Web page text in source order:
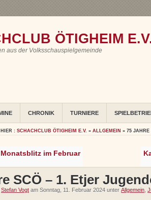
ÖTIGHEIM
aus der Volksschauspielgemeinde
CHRONIK TURNIERE
: SCHACHCLUB ÖTIGHEIM E.V. » ALLGEMEIN » 75 JAHRE
im Februar
SCÖ – 1. Etjer
Stefan Vogt am Sonntag, 11. Februar 2024 unter Allgemein